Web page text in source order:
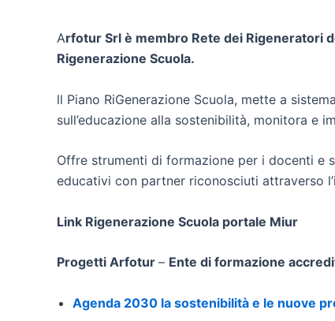
Arfotur Srl è membro Rete dei Rigeneratori
Rigenerazione Scuola.
ll Piano RiGenerazione Scuola, mette a
sull’educazione alla sostenibilità, monitora e
Offre strumenti di formazione per i docenti e
educativi con partner riconosciuti attraverso
Link Rigenerazione Scuola portale Miur
Progetti Arfotur – Ente di formazione
Agenda 2030 la sostenibilità e le nuove